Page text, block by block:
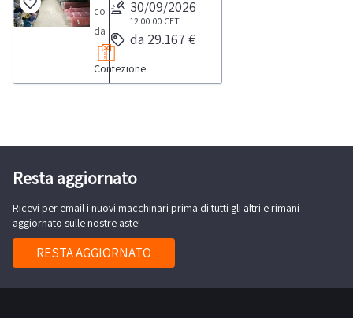
tessile,
tra
cui
capi
che
da
circa
composto
da
stock
di
tipologia
materiale.
Si
precisa
che
diversi
rotoli
Confezione
30/09/2026
12:00:00 CET
da 29.167 €
Resta aggiornato
Ricevi per email i nuovi macchinari prima di tutti gli altri e rimani
aggiornato sulle nostre aste!
RESTA AGGIORNATO